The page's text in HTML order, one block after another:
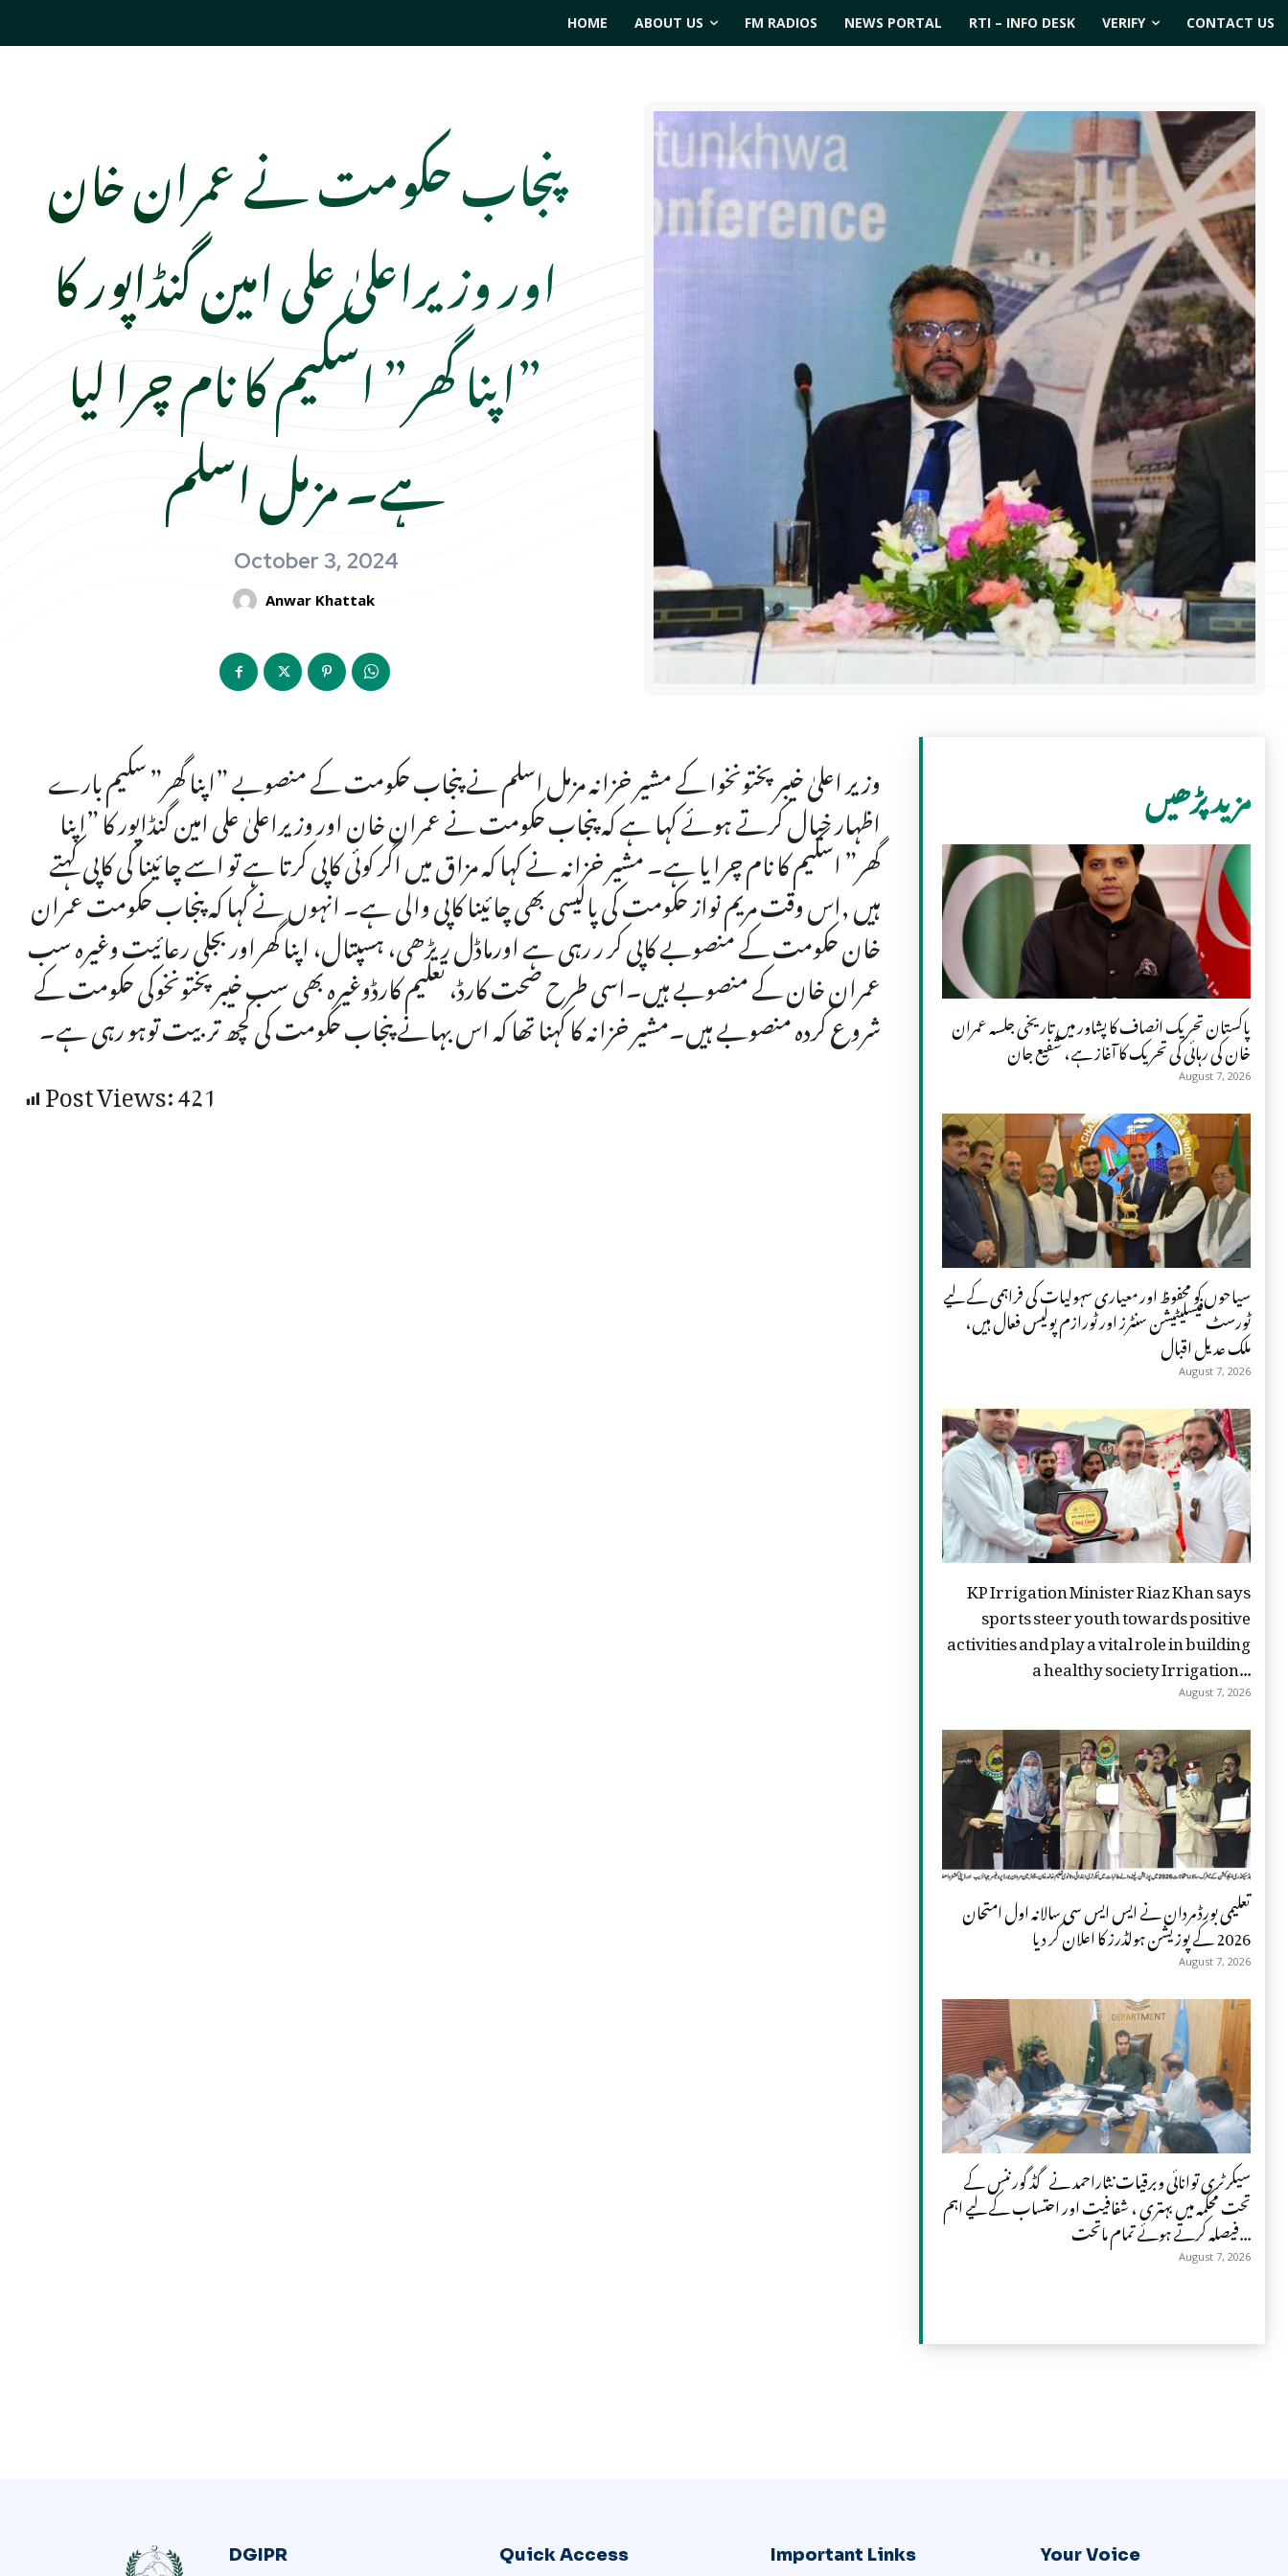
HOME ABOUT US FM RADIOS NEWS PORTAL RTI – INFO DESK VERIFY CONTACT US
پنجاب حکومت نے عمران خان
اور وزیراعلیٰ علی امین گنڈاپور کا
”اپنا گھر” اسکیم کا نام چرا لیا
ہے۔ مزمل اسلم
October 3, 2024
Anwar Khattak
وزیر اعلیٰ خیبر پختونخوا کے مشیر خزانہ مزمل اسلم نے پنجاب حکومت کے منصوبے ”اپنا گھر” سکیم بارے
اظہار خیال کرتے ہوئے کہا ہے کہ پنجاب حکومت نے عمران خان اور وزیراعلیٰ علی امین گنڈاپور کا ”اپنا
گھر” اسکیم کا نام چرا یا ہے۔ مشیر خزانہ نے کہا کہ مزاق میں اگر کوئی کاپی کرتا ہے تو اسے چائینا کی کاپی کہتے
ہیں ,اس وقت مریم نواز حکومت کی پالیسی بھی چائینا کاپی والی ہے۔ انہوں نے کہا کہ پنجاب حکومت عمران
خان حکومت کے منصوبے کاپی کر ر رہی ہے اورماڈل ریڑھی، ہسپتال، اپنا گھراور بجلی رعائیت وغیرہ سب
عمران خان کے منصوبے ہیں۔اسی طرح صحت کارڈ، تعلیم کارڈوغیرہ بھی سب خیبرپختونخوکی حکومت کے
شروع کردہ منصوبے ہیں۔مشیر خزانہ کا کہنا تھا کہ اس بہانے پنجاب حکومت کی کچھ تربیت توہو رہی ہے۔
Post Views:421
مزید پڑھیں
پاکستان تحریک انصاف کا پشاور میں تاریخی جلسہ عمران
خان کی رہائی کی تحریک کا آغاز ہے، شفیع جان
August 7, 2026
سیاحوں کو محفوظ اور معیاری سہولیات کی فراہمی کے لیے
ٹورسٹ فیسلیٹیشن سنٹرز اور ٹورازم پولیس فعال ہیں،
ملک عدیل اقبال
August 7, 2026
KP Irrigation Minister Riaz Khan says
sports steer youth towards positive
activities and play a vital role in building
a healthy society Irrigation...
August 7, 2026
تعلیمی بورڈ مردان نے ایس ایس سی سالانہ اول امتحان
2026 کے پوزیشن ہولڈرز کا اعلان کر دیا
August 7, 2026
سیکرٹری توانائی وبرقیات نثاراحمد نے گڈ گورننس کے
تحت محکمہ میں بہتری ، شفافیت اور احتساب کے لیے اہم
فیصلہ کرتے ہوئے تمام ماتحت...
August 7, 2026
DGIPR Quick Access Important Links Your Voice